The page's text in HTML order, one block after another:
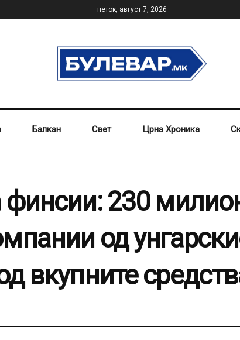
петок, август 7, 2026
Балкан Свет Црна Хроника
финсии: 230
од
вкупните